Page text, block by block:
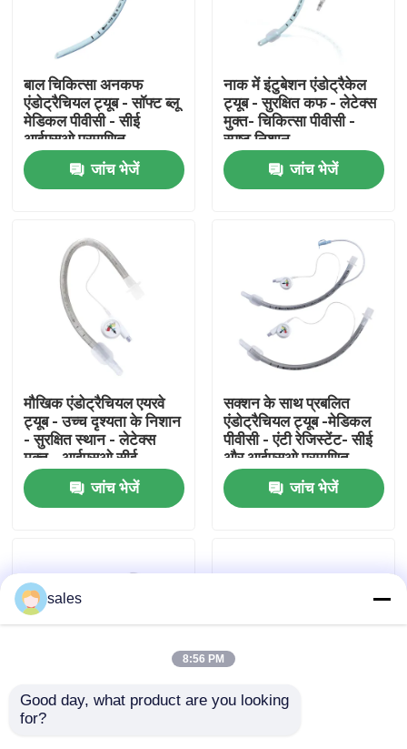
उत्पाद
वीआर दिखाएँ
हमारे बारे में
फैक्टरी यात्रा
गुणवत्ता नियंत्रण
एक बोली का अनुरोध
बाल चिकित्सा अनकफ
एंडोट्रैचियल ट्यूब - सॉफ्ट ब्लू
मेडिकल पीवीसी - सीई
आईएसओ प्रमाणित
जांच भेजें
नाक में इंटुबेशन एंडोट्रैकेल
ट्यूब - सुरक्षित कफ - लेटेक्स
मुक्त- चिकित्सा पीवीसी -
स्पष्ट निशान
जांच भेजें
मौखिक एंडोट्रैचियल एयरवे
ट्यूब - उच्च दृश्यता के निशान
- सुरक्षित स्थान - लेटेक्स
मुक्त - आईएसओ सीई
प्रमाणन
जांच भेजें
सक्शन के साथ प्रबलित
एंडोट्रैचियल ट्यूब -मेडिकल
पीवीसी - एंटी रेजिस्टेंट- सीई
और आईएसओ प्रमाणित
जांच भेजें
डिस्पोजेबल प्रबलित
sales
8:56 PM
Good day, what product are you looking
for?